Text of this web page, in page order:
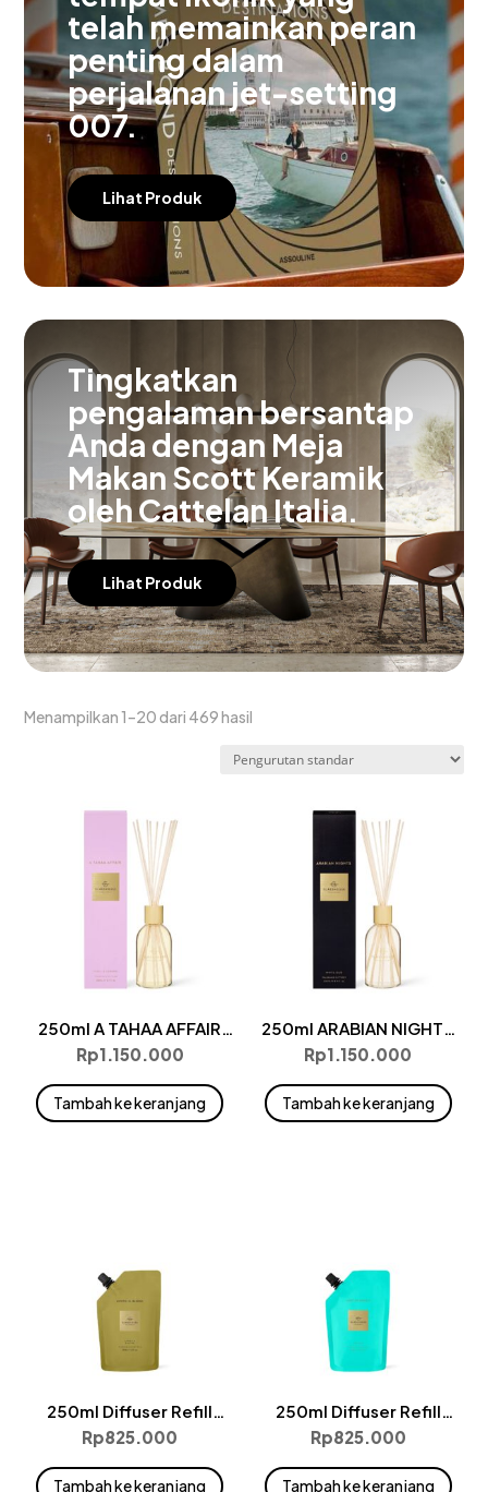
telah memainkan peran
penting dalam
perjalanan jet-setting
007.
Lihat Produk
Tingkatkan
pengalaman bersantap
Anda dengan Meja
Makan Scott Keramik
oleh Cattelan Italia.
Lihat Produk
Menampilkan 1–20 dari 469 hasil
250ml A TAHAA AFFAIR
Diffuser
Rp1.150.000
Tambah ke keranjang
250ml ARABIAN NIGHTS
Diffuser
Rp1.150.000
Tambah ke keranjang
250ml Diffuser Refill
Pouches – Kyoto In Bloom
Rp825.000
Tambah ke keranjang
250ml Diffuser Refill
Pouches – Lost In Amalfi
Rp825.000
Tambah ke keranjang